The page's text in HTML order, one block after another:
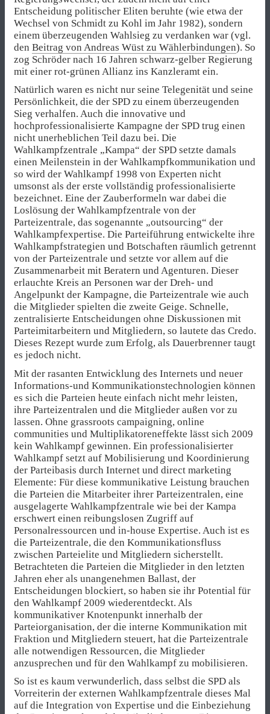
Entscheidung politischer Eliten beruhte (wie etwa der
Wechsel von Schmidt zu Kohl im Jahr 1982), sondern
einem überzeugenden Wahlsieg zu verdanken war (vgl.
den Beitrag von Andreas Wüst zu Wählerbindungen). So
zog Schröder nach 16 Jahren schwarz-gelber Regierung
mit einer rot-grünen Allianz ins Kanzleramt ein.
Natürlich waren es nicht nur seine Telegenität und seine
Persönlichkeit, die der SPD zu einem überzeugenden
Sieg verhalfen. Auch die innovative und
hochprofessionalisierte Kampagne der SPD trug einen
nicht unerheblichen Teil dazu bei. Die
Wahlkampfzentrale „Kampa“ der SPD setzte damals
einen Meilenstein in der Wahlkampfkommunikation und
so wird der Wahlkampf 1998 von Experten nicht
umsonst als der erste vollständig professionalisierte
bezeichnet. Eine der Zauberformeln war dabei die
Loslösung der Wahlkampfzentrale von der
Parteizentrale, das sogenannte „outsourcing“ der
Wahlkampfexpertise. Die Parteiführung entwickelte ihre
Wahlkampfstrategien und Botschaften räumlich getrennt
von der Parteizentrale und setzte vor allem auf die
Zusammenarbeit mit Beratern und Agenturen. Dieser
erlauchte Kreis an Personen war der Dreh- und
Angelpunkt der Kampagne, die Parteizentrale wie auch
die Mitglieder spielten die zweite Geige. Schnelle,
zentralisierte Entscheidungen ohne Diskussionen mit
Parteimitarbeitern und Mitgliedern, so lautete das Credo.
Dieses Rezept wurde zum Erfolg, als Dauerbrenner taugt
es jedoch nicht.
Mit der rasanten Entwicklung des Internets und neuer
Informations-und Kommunikationstechnologien können
es sich die Parteien heute einfach nicht mehr leisten,
ihre Parteizentralen und die Mitglieder außen vor zu
lassen. Ohne grassroots campaigning, online
communities und Multiplikatoreneffekte lässt sich 2009
kein Wahlkampf gewinnen. Ein professionalisierter
Wahlkampf setzt auf Mobilisierung und Koordinierung
der Parteibasis durch Internet und direct marketing
Elemente: Für diese kommunikative Leistung brauchen
die Parteien die Mitarbeiter ihrer Parteizentralen, eine
ausgelagerte Wahlkampfzentrale wie bei der Kampa
erschwert einen reibungslosen Zugriff auf
Personalressourcen und in-house Expertise. Auch ist es
die Parteizentrale, die den Kommunikationsfluss
zwischen Parteielite und Mitgliedern sicherstellt.
Betrachteten die Parteien die Mitglieder in den letzten
Jahren eher als unangenehmen Ballast, der
Entscheidungen blockiert, so haben sie ihr Potential für
den Wahlkampf 2009 wiederentdeckt. Als
kommunikativer Knotenpunkt innerhalb der
Parteiorganisation, der die interne Kommunikation mit
Fraktion und Mitgliedern steuert, hat die Parteizentrale
alle notwendigen Ressourcen, die Mitglieder
anzusprechen und für den Wahlkampf zu mobilisieren.
So ist es kaum verwunderlich, dass selbst die SPD als
Vorreiterin der externen Wahlkampfzentrale dieses Mal
auf die Integration von Expertise und die Einbeziehung